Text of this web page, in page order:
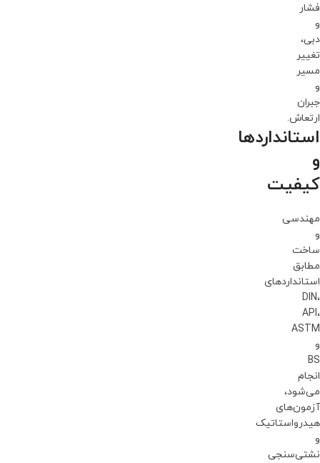
فشار
و
دبی،
تغییر
مسیر
و
جبران
ارتعاش.
استانداردها
و
کیفیت
مهندسی
و
ساخت
مطابق
استانداردهای
DIN،
API،
ASTM
و
BS
انجام
می‌شود،
آزمون‌های
هیدرواستاتیک
و
نشتی‌سنجی